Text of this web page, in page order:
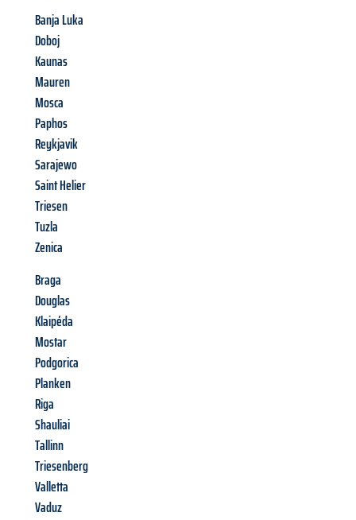
Banja Luka
Doboj
Kaunas
Mauren
Mosca
Paphos
Reykjavik
Sarajewo
Saint Helier
Triesen
Tuzla
Zenica
Braga
Douglas
Klaipéda
Mostar
Podgorica
Planken
Riga
Shauliai
Tallinn
Triesenberg
Valletta
Vaduz